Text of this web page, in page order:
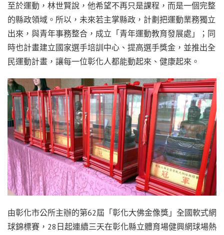
至於運動，林世賢說，他希望不再只是課程，而是一個完整
的縣政領域。所以，未來若主掌縣政，計劃把運動業務獨立
出來，與青年事務整合，成立「青年運動教育發展處」；同
時也計畫建立國家選手培訓中心、提高選手獎金，並推出全
民運動計畫，讓每一位彰化人都能動起來、健康起來。
由彰化市公所主辦的第62屆「彰化大佛金像獎」全國軟式網
球錦標賽，28日起連續三天在彰化縣立體育場健興網球場熱